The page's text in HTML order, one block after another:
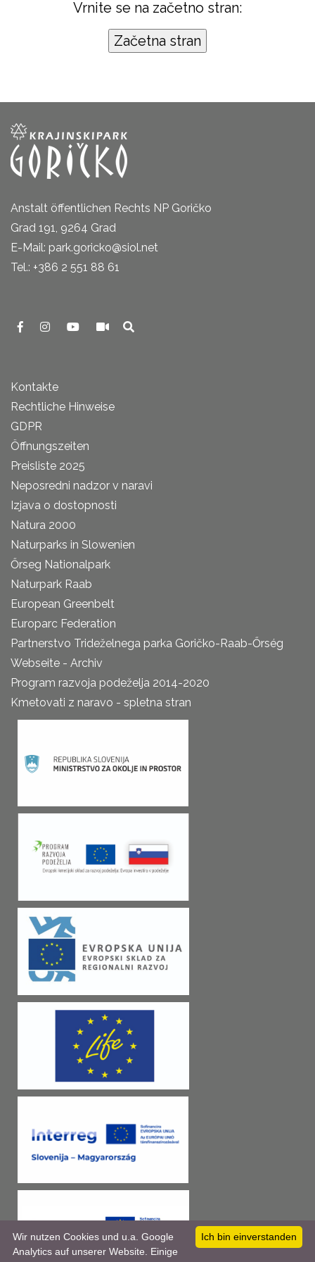
Vrnite se na začetno stran:
Anstalt öffentlichen Rechts NP Goričko
Grad 191, 9264 Grad
E-Mail: park.goricko@siol.net
Tel.: +386 2 551 88 61
Kontakte
Rechtliche Hinweise
GDPR
Öffnungszeiten
Preisliste 2025
Neposredni nadzor v naravi
Izjava o dostopnosti
Natura 2000
Naturparks in Slowenien
Őrseg Nationalpark
Naturpark Raab
European Greenbelt
Europarc Federation
Partnerstvo Trideželnega parka Goričko-Raab-Őrség
Webseite - Archiv
Program razvoja podeželja 2014-2020
Kmetovati z naravo - spletna stran
Ich bin einverstanden
Wir nutzen Cookies und u.a. Google
Analytics auf unserer Website. Einige